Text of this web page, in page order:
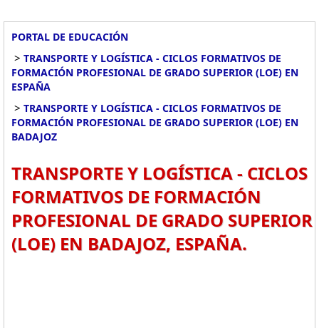
PORTAL DE EDUCACIÓN
> TRANSPORTE Y LOGÍSTICA - CICLOS FORMATIVOS DE
FORMACIÓN PROFESIONAL DE GRADO SUPERIOR (LOE) EN
ESPAÑA
> TRANSPORTE Y LOGÍSTICA - CICLOS FORMATIVOS DE
FORMACIÓN PROFESIONAL DE GRADO SUPERIOR (LOE) EN
BADAJOZ
TRANSPORTE Y LOGÍSTICA - CICLOS
FORMATIVOS DE FORMACIÓN
PROFESIONAL DE GRADO SUPERIOR
(LOE) EN BADAJOZ, ESPAÑA.